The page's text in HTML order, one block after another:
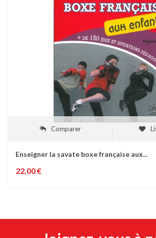
Comparer
Enseigner la savate boxe française aux...
22,00 €